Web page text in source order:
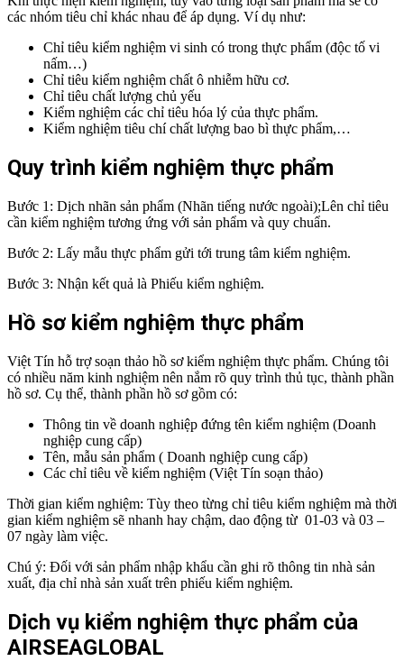
các nhóm tiêu chỉ khác nhau để áp dụng. Ví dụ như:
Chỉ tiêu kiểm nghiệm vi sinh có trong thực phẩm (độc tố vi
nấm…)
Chỉ tiêu kiểm nghiệm chất ô nhiễm hữu cơ.
Chỉ tiêu chất lượng chủ yếu
Kiểm nghiệm các chỉ tiêu hóa lý của thực phẩm.
Kiểm nghiệm tiêu chí chất lượng bao bì thực phẩm,…
Quy trình kiểm nghiệm thực phẩm
Bước 1: Dịch nhãn sản phẩm (Nhãn tiếng nước ngoài);Lên chỉ tiêu
cần kiểm nghiệm tương ứng với sản phẩm và quy chuẩn.
Bước 2: Lấy mẫu thực phẩm gửi tới trung tâm kiểm nghiệm.
Bước 3: Nhận kết quả là Phiếu kiểm nghiệm.
Hồ sơ kiểm nghiệm thực phẩm
Việt Tín hỗ trợ soạn thảo hồ sơ kiểm nghiệm thực phẩm. Chúng tôi
có nhiều năm kinh nghiệm nên nắm rõ quy trình thủ tục, thành phần
hồ sơ. Cụ thể, thành phần hồ sơ gồm có:
Thông tin về doanh nghiệp đứng tên kiểm nghiệm (Doanh
nghiệp cung cấp)
Tên, mẫu sản phẩm ( Doanh nghiệp cung cấp)
Các chỉ tiêu về kiểm nghiệm (Việt Tín soạn thảo)
Thời gian kiểm nghiệm: Tùy theo từng chỉ tiêu kiểm nghiệm mà thời
gian kiểm nghiệm sẽ nhanh hay chậm, dao động từ 01-03 và 03 –
07 ngày làm việc.
Chú ý: Đối với sản phẩm nhập khẩu cần ghi rõ thông tin nhà sản
xuất, địa chỉ nhà sản xuất trên phiếu kiểm nghiệm.
Dịch vụ kiểm nghiệm thực phẩm của
AIRSEAGLOBAL